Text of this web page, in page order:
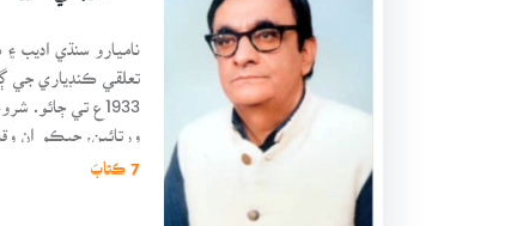
ناميارو سنڌي اديب
1933ع تي ڄائو.
ورتائين، جيڪو ان
7 ڪتابَ